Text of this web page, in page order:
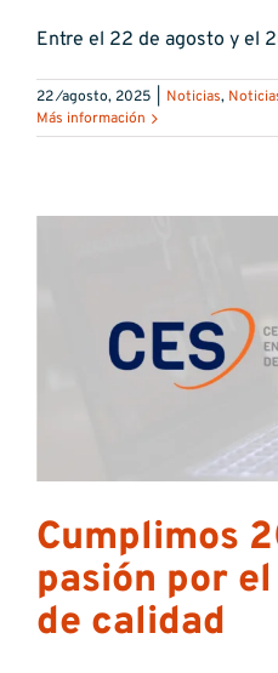
Entre el 22 de agosto y el
22 ⁄agosto, 2025 Noticias,
Más información
Cumplimos
pasión por
de calidad